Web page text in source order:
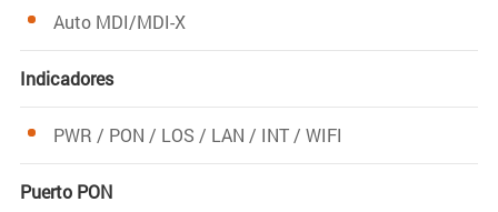
Auto MDI/MDI-X
Indicadores
PWR / PON / LOS / LAN / INT / WIFI
Puerto PON